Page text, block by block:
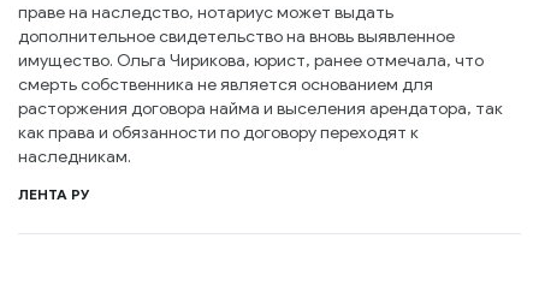
праве на наследство, нотариус может выдать
дополнительное свидетельство на вновь выявленное
имущество. Ольга Чирикова, юрист, ранее отмечала, что
смерть собственника не является основанием для
расторжения договора найма и выселения арендатора, так
как права и обязанности по договору переходят к
наследникам.
ЛЕНТА РУ